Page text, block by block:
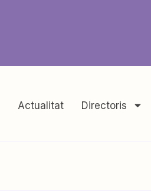
Actualitat Directoris